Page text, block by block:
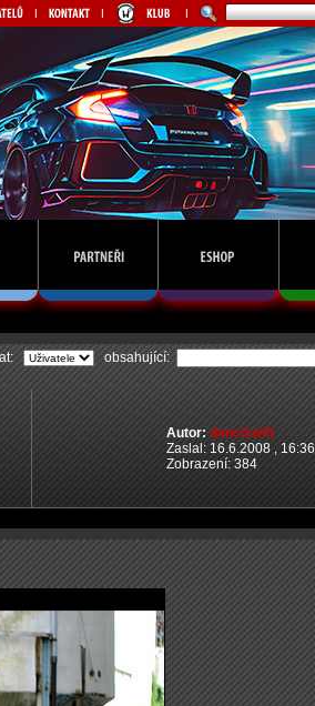
obsahující:
Autor: danciswift
Zaslal: 16.6.2008 , 16:36
Zobrazení: 384